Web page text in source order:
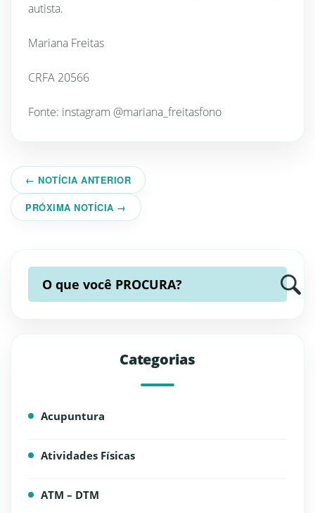
autista.
Mariana Freitas
CRFA 20566
Fonte: instagram @mariana_freitasfono
← NOTÍCIA ANTERIOR
PRÓXIMA NOTÍCIA →
O que você PROCURA?
Categorias
Acupuntura
Atividades Físicas
ATM – DTM